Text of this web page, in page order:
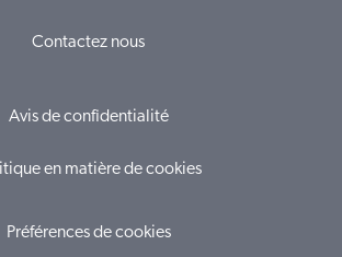
Contactez nous
Avis de confidentialité
en matière de cookies
Préférences de cookies